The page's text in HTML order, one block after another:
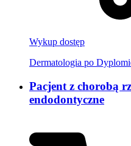
Wykup dostęp
Dermatologia po
Pacjent z chorobą
endodontyczne